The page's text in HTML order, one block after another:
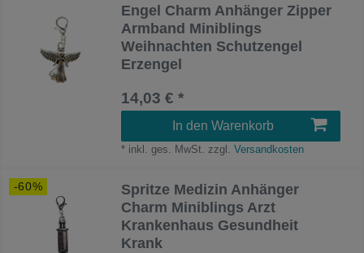
Engel Charm Anhänger Zipper
Armband Miniblings
Weihnachten Schutzengel
Erzengel
14,03 € *
In den Warenkorb
* inkl. ges. MwSt. zzgl. Versandkosten
-60%
Spritze Medizin Anhänger
Charm Miniblings Arzt
Krankenhaus Gesundheit
Krank